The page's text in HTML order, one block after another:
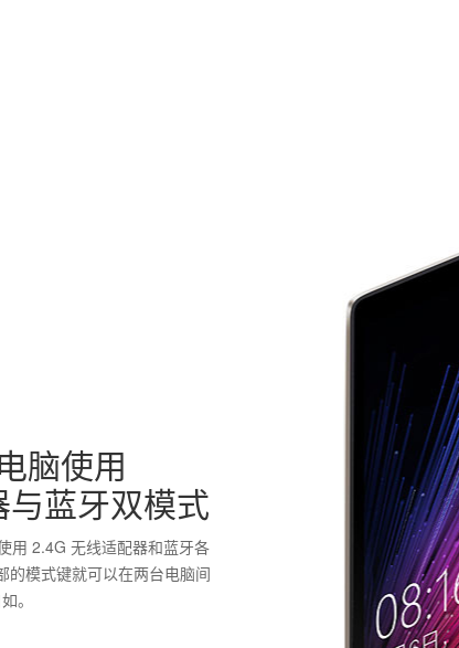
脑使用
蓝牙双模式
用 2.4G 无线适配器和蓝牙各
的模式键就可以在两台电脑间
。